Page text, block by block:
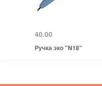
40.00
Ручка эко "N18"